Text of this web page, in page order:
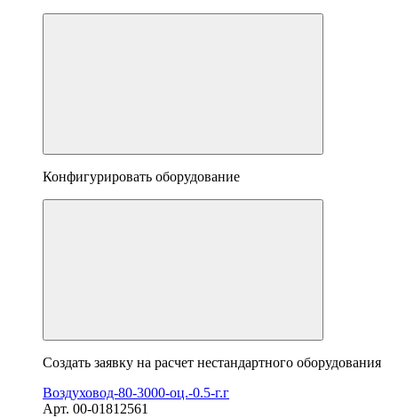
Конфигурировать оборудование
Создать заявку на расчет нестандартного оборудования
Воздуховод-80-3000-оц.-0.5-г.г
Арт. 00-01812561